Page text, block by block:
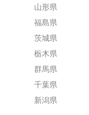
山形県
福島県
茨城県
栃木県
群馬県
千葉県
新潟県